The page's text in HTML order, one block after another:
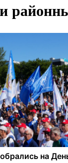
точное
оказался заперт
новосибирской